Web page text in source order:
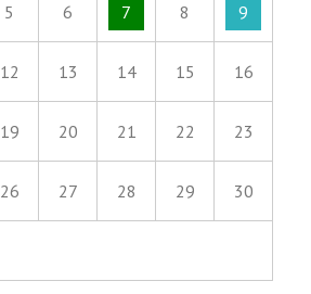
5 6 7 8 9
12 13 14 15 16
19 20 21 22 23
26 27 28 29 30